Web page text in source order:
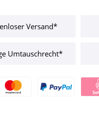
Versand*
Umtauschrecht*